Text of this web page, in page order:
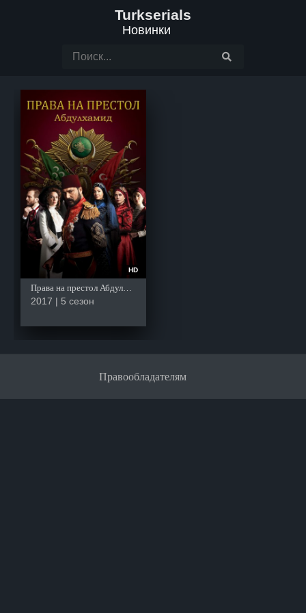
Turkserials
Новинки
HD
Права на престол Абдулхамид
2017 | 5 сезон
Правообладателям